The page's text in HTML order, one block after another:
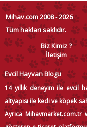
Mihav.com 2008 - 2026
Tüm hakları saklıdır.
Biz Kimiz ?
İletişim
Evcil Hayvan Blogu
14 yıllık deneyim ile evcil
altyapısı ile kedi ve köpek
Ayrıca